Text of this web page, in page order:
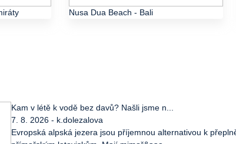
Nusa Dua Beach - Bali
Kam v létě k vodě bez davů? Našli jsme n...
7. 8. 2026 - k.dolezalova
Evropská alpská jezera jsou příjemnou alternativou k